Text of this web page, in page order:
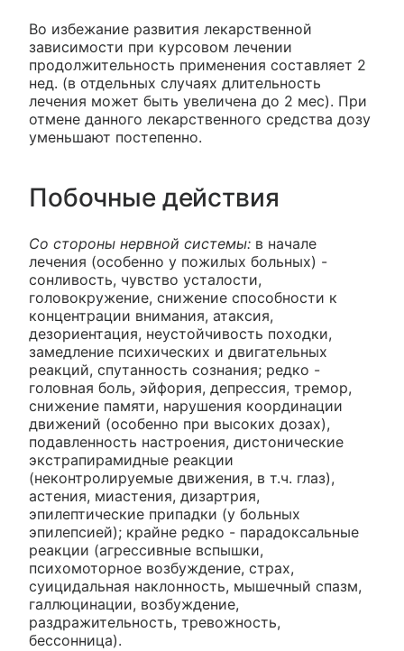
Во избежание развития лекарственной
зависимости при курсовом лечении
продолжительность применения составляет 2
нед. (в отдельных случаях длительность
лечения может быть увеличена до 2 мес). При
отмене данного лекарственного средства дозу
уменьшают постепенно.
Побочные действия
Со стороны нервной системы: в начале
лечения (особенно у пожилых больных) -
сонливость, чувство усталости,
головокружение, снижение способности к
концентрации внимания, атаксия,
дезориентация, неустойчивость походки,
замедление психических и двигательных
реакций, спутанность сознания; редко -
головная боль, эйфория, депрессия, тремор,
снижение памяти, нарушения координации
движений (особенно при высоких дозах),
подавленность настроения, дистонические
экстрапирамидные реакции
(неконтролируемые движения, в т.ч. глаз),
астения, миастения, дизартрия,
эпилептические припадки (у больных
эпилепсией); крайне редко - парадоксальные
реакции (агрессивные вспышки,
психомоторное возбуждение, страх,
суицидальная наклонность, мышечный спазм,
галлюцинации, возбуждение,
раздражительность, тревожность,
бессонница).